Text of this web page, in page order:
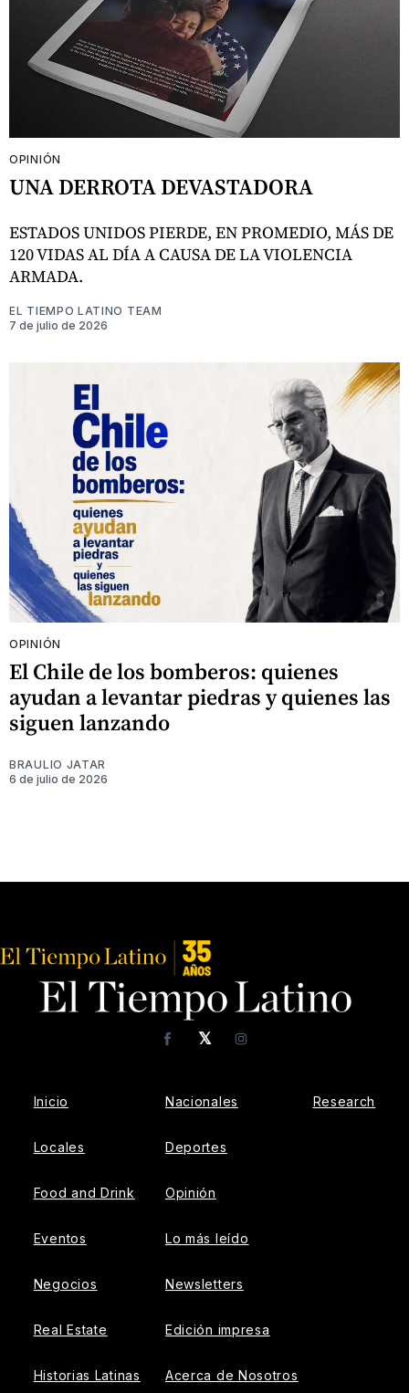
OPINIÓN
UNA DERROTA DEVASTADORA
ESTADOS UNIDOS PIERDE, EN PROMEDIO, MÁS DE
120 VIDAS AL DÍA A CAUSA DE LA VIOLENCIA
ARMADA.
EL TIEMPO LATINO TEAM
7 de julio de 2026
OPINIÓN
El Chile de los bomberos: quienes
ayudan a levantar piedras y quienes las
siguen lanzando
BRAULIO JATAR
6 de julio de 2026
𝕏
FacebookInstagram
Inicio
Locales
Food and Drink
Eventos
Negocios
Real Estate
Historias Latinas
Nacionales
Deportes
Opinión
Lo más leído
Newsletters
Edición impresa
Acerca de Nosotros
Research